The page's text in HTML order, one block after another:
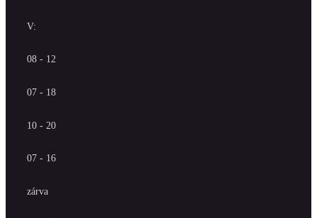
V:
08 - 12
07 - 18
10 - 20
07 - 16
zárva